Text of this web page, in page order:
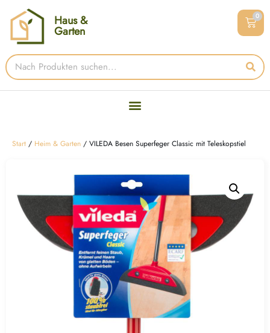
Haus &
Garten
0
Start / Heim & Garten / VILEDA Besen Superfeger Classic mit Teleskopstiel